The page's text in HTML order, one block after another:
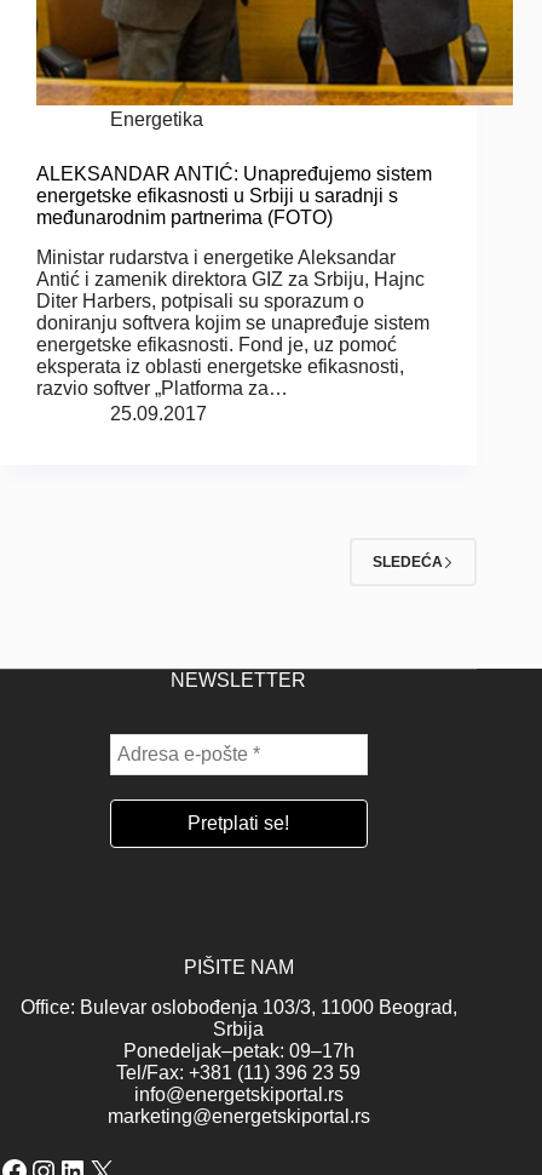
Energetika
ALEKSANDAR ANTIĆ: Unapređujemo sistem
energetske efikasnosti u Srbiji u saradnji s
međunarodnim partnerima (FOTO)
Ministar rudarstva i energetike Aleksandar
Antić i zamenik direktora GIZ za Srbiju, Hajnc
Diter Harbers, potpisali su sporazum o
doniranju softvera kojim se unapređuje sistem
energetske efikasnosti. Fond je, uz pomoć
eksperata iz oblasti energetske efikasnosti,
razvio softver „Platforma za…
25.09.2017
SLEDEĆA
NEWSLETTER
PIŠITE NAM
Office: Bulevar oslobođenja 103/3, 11000 Beograd,
Srbija
Ponedeljak–petak: 09–17h
Tel/Fax: +381 (11) 396 23 59
info@energetskiportal.rs
marketing@energetskiportal.rs